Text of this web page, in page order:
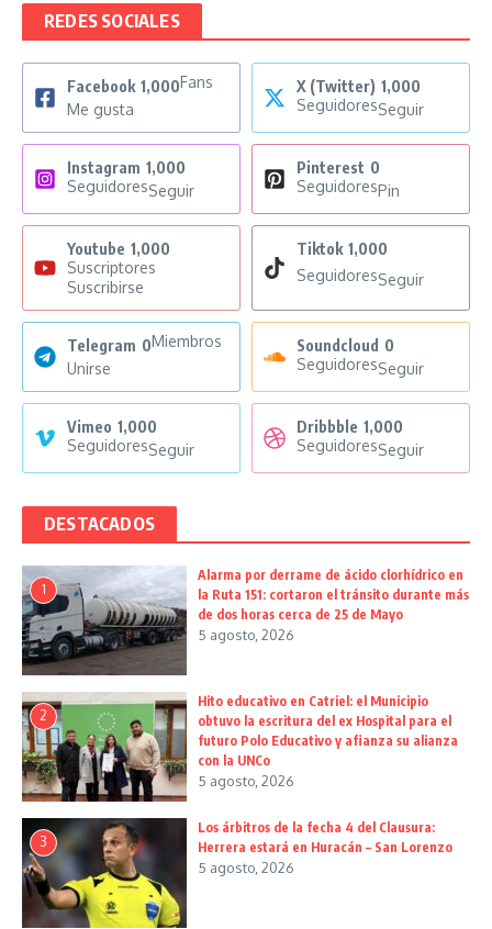
REDES SOCIALES
Facebook 1,000Fans
Me gusta
X (Twitter) 1,000
SeguidoresSeguir
Instagram 1,000
SeguidoresSeguir
Pinterest 0
SeguidoresPin
Youtube 1,000
Suscriptores
Suscribirse
Tiktok 1,000
SeguidoresSeguir
Telegram 0Miembros
Unirse
Soundcloud 0
SeguidoresSeguir
Vimeo 1,000
SeguidoresSeguir
Dribbble 1,000
SeguidoresSeguir
DESTACADOS
1
Alarma por derrame de ácido clorhídrico en
la Ruta 151: cortaron el tránsito durante más
de dos horas cerca de 25 de Mayo
5 agosto, 2026
2
Hito educativo en Catriel: el Municipio
obtuvo la escritura del ex Hospital para el
futuro Polo Educativo y afianza su alianza
con la UNCo
5 agosto, 2026
3
Los árbitros de la fecha 4 del Clausura:
Herrera estará en Huracán – San Lorenzo
5 agosto, 2026